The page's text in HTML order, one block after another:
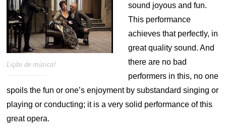
Lição de música!
sound joyous and fun.
This performance
achieves that perfectly, in
great quality sound. And
there are no bad
performers in this, no one
spoils the fun or one’s enjoyment by substandard singing or
playing or conducting; it is a very solid performance of this
great opera.